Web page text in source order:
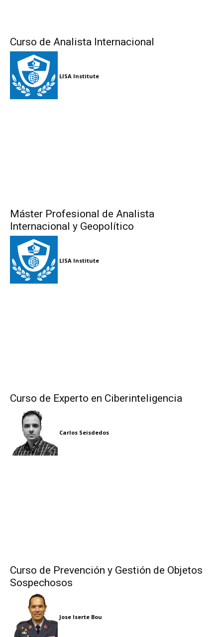
Curso de Analista Internacional
LISA Institute
Máster Profesional de Analista
Internacional y Geopolítico
LISA Institute
Curso de Experto en Ciberinteligencia
Carlos Seisdedos
Curso de Prevención y Gestión de Objetos
Sospechosos
Jose Iserte Bou